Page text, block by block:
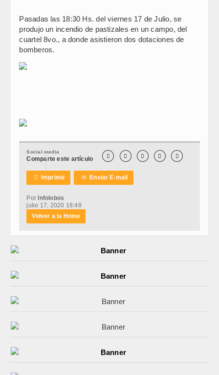
Pasadas las 18:30 Hs. del viernes 17 de Julio, se
produjo un incendio de pastizales en un campo, del
cuartel 8vo., a donde asistieron dos dotaciones de
bomberos.
Social media
Comparte este artículo     
 Imprimir ✉Enviar E-mail
Por Infolobos
julio 17, 2020 18:48
Volver a la Home